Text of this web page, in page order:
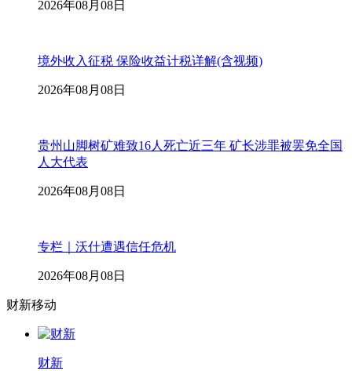
2026年08月08日
境外收入征税 保险收益计税详解(含视频)
2026年08月08日
贵州山脚树矿难致16人死亡近三年 矿长涉罪被罢免全国
人大代表
2026年08月08日
专栏｜沃什遭遇信任危机
2026年08月08日
财新移动
财新